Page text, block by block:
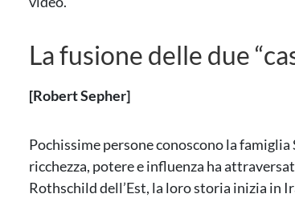
La fusione delle due
[Robert Sepher]
Pochissime persone conoscono la
ricchezza, potere e influenza ha
Rothschild dell’Est, la loro storia inizia in